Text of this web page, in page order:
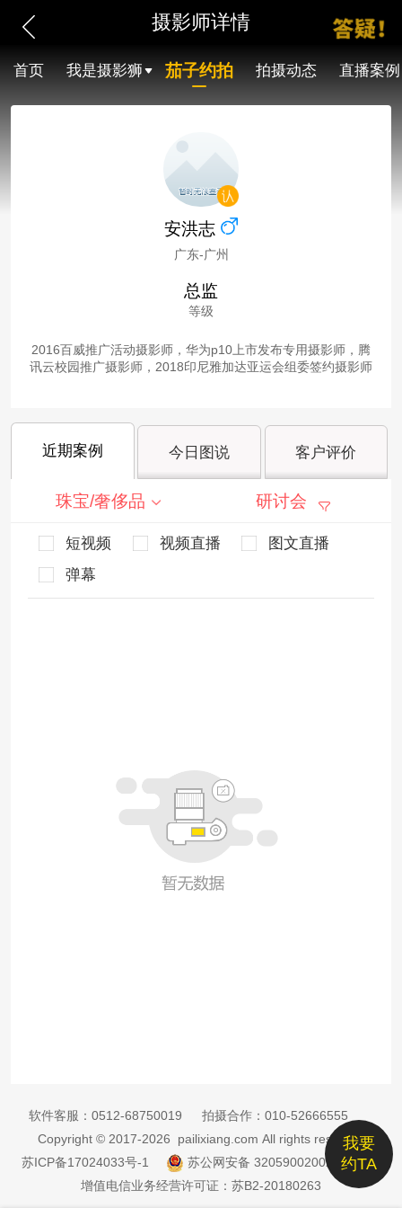
摄影师详情
首页 我是摄影狮 茄子约拍 拍摄动态 直播案例
安洪志
广东-广州
总监
等级
2016百威推广活动摄影师，华为p10上市发布专用摄影师，腾
讯云校园推广摄影师，2018印尼雅加达亚运会组委签约摄影师
近期案例 今日图说 客户评价
珠宝/奢侈品 研讨会
短视频 视频直播
图文直播
弹幕
我要
约TA
软件客服： 0512-68750019 拍摄合作： 010-52666555
Copyright © 2017-2026 pailixiang.com All rights reserved
苏ICP备17024033号-1
苏公网安备 32059002002885号
增值电信业务经营许可证：苏B2-20180263